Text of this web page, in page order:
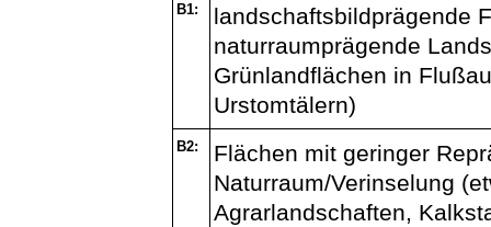
B1:
landschaftsbildprägende
naturraumprägende
Grünlandflächen in
Urstomtälern)
B2:
Flächen mit geringer
Naturraum/Verinselung
Agrarlandschaften,